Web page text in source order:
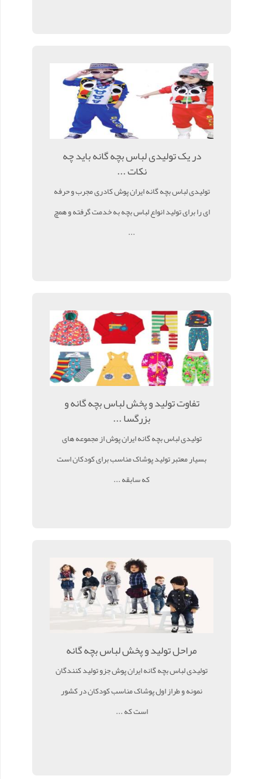
‌در یک تولیدی لباس بچه گانه باید چه
نکات ...
تولیدی لباس بچه گانه ایران پوش کادری مجرب و حرفه
ای را برای تولید انواع لباس بچه به خدمت گرفته و همچ
...
تفاوت تولید و پخش لباس بچه گانه و
بزرگسا ...
تولیدی لباس بچه گانه ایران پوش از مجموعه های
بسیار معتبر تولید پوشاک مناسب برای کودکان است
که سابقه ...
مراحل تولید و پخش لباس بچه گانه
تولیدی لباس بچه گانه ایران پوش جزو تولید کنندگان
نمونه و طراز اول پوشاک مناسب کودکان در کشور
است که ...